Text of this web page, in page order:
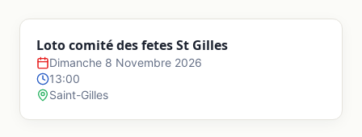
Loto comité des fetes St Gilles
Dimanche 8 Novembre 2026
13:00
Saint-Gilles